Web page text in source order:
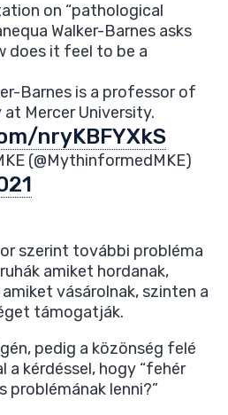
on “pathological
Walker-Barnes asks
does it feel to be a
Barnes is a professor of
Mercer University.
nryKBFYXkS
(@MythinformedMKE)
szerint további probléma
amiket hordanak,
vásárolnak, szinten a
támogatják.
pedig a közönség felé
a kérdéssel, hogy “fehér
problémának lenni?”